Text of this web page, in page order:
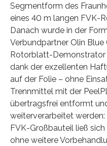
Segmentform des
eines 40 m langen FVK-
Danach wurde in der
Verbundpartner Olin Blue
Rotorblatt-Demonstrator
dank der exzellenten
auf der Folie – ohne
Trennmittel mit der
übertragsfrei entformt
weiterverarbeitet
FVK-Großbauteil ließ
ohne weitere